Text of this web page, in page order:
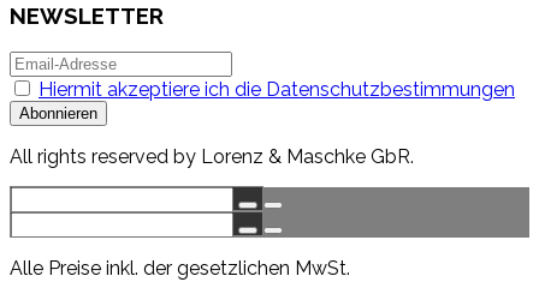
NEWSLETTER
Hiermit akzeptiere ich die Datenschutzbestimmungen
All rights reserved by Lorenz & Maschke GbR.
Alle Preise inkl. der gesetzlichen MwSt.